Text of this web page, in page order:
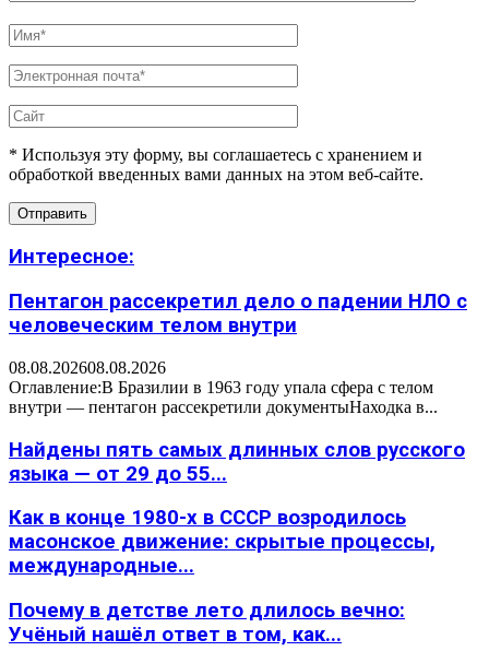
* Используя эту форму, вы соглашаетесь с хранением и
обработкой введенных вами данных на этом веб-сайте.
Интересное:
Пентагон рассекретил дело о падении НЛО с
человеческим телом внутри
08.08.202608.08.2026
Оглавление:В Бразилии в 1963 году упала сфера с телом
внутри — пентагон рассекретили документыНаходка в...
Найдены пять самых длинных слов русского
языка — от 29 до 55...
Как в конце 1980-х в СССР возродилось
масонское движение: скрытые процессы,
международные...
Почему в детстве лето длилось вечно:
Учёный нашёл ответ в том, как...